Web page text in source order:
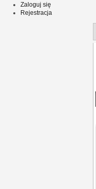
Zaloguj się
Rejestracja